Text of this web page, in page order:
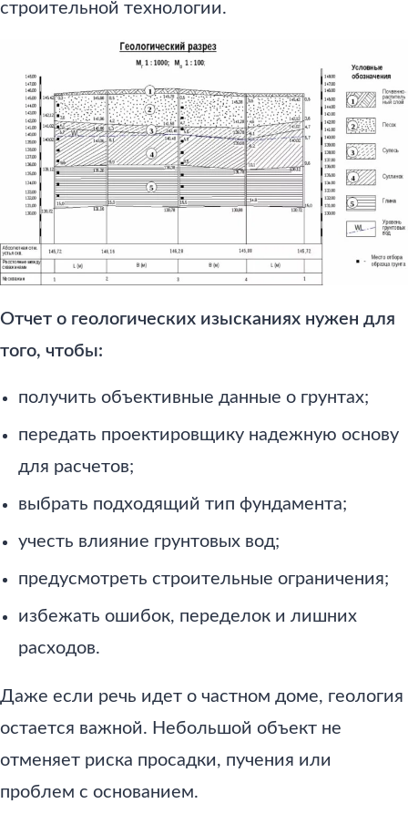
строительной технологии.
Отчет о геологических изысканиях нужен для
того, чтобы:
получить объективные данные о грунтах;
передать проектировщику надежную основу
для расчетов;
выбрать подходящий тип фундамента;
учесть влияние грунтовых вод;
предусмотреть строительные ограничения;
избежать ошибок, переделок и лишних
расходов.
Даже если речь идет о частном доме, геология
остается важной. Небольшой объект не
отменяет риска просадки, пучения или
проблем с основанием.